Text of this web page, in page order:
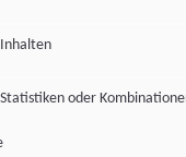
oder